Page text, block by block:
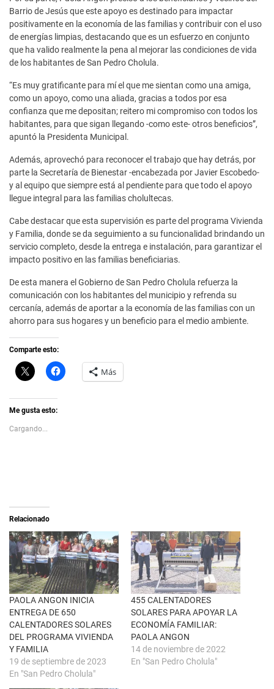
Barrio de Jesús que este apoyo es destinado para impactar
positivamente en la economía de las familias y contribuir con el uso
de energías limpias, destacando que es un esfuerzo en conjunto
que ha valido realmente la pena al mejorar las condiciones de vida
de los habitantes de San Pedro Cholula.
“Es muy gratificante para mí el que me sientan como una amiga,
como un apoyo, como una aliada, gracias a todos por esa
confianza que me depositan; reitero mi compromiso con todos los
habitantes, para que sigan llegando -como este- otros beneficios”,
apuntó la Presidenta Municipal.
Además, aprovechó para reconocer el trabajo que hay detrás, por
parte la Secretaría de Bienestar -encabezada por Javier Escobedo-
y al equipo que siempre está al pendiente para que todo el apoyo
llegue integral para las familias cholultecas.
Cabe destacar que esta supervisión es parte del programa Vivienda
y Familia, donde se da seguimiento a su funcionalidad brindando un
servicio completo, desde la entrega e instalación, para garantizar el
impacto positivo en las familias beneficiarias.
De esta manera el Gobierno de San Pedro Cholula refuerza la
comunicación con los habitantes del municipio y refrenda su
cercanía, además de aportar a la economía de las familias con un
ahorro para sus hogares y un beneficio para el medio ambiente.
Comparte esto:
C
l
k
t
s
h
e
b
r
e
e
n
u
n
a
v
e
n
t
a
n
a
n
u
v
a
)
H
a
e
n
F
a
c
e
b
o
o
k
(
S
e
a
b
e
e
n
u
Más
Me gusta esto:
Cargando...
Relacionado
PAOLA ANGON INICIA
ENTREGA DE 650
CALENTADORES SOLARES
DEL PROGRAMA VIVIENDA
Y FAMILIA
19 de septiembre de 2023
En "San Pedro Cholula"
455 CALENTADORES
SOLARES PARA APOYAR LA
ECONOMÍA FAMILIAR:
PAOLA ANGON
14 de noviembre de 2022
En "San Pedro Cholula"